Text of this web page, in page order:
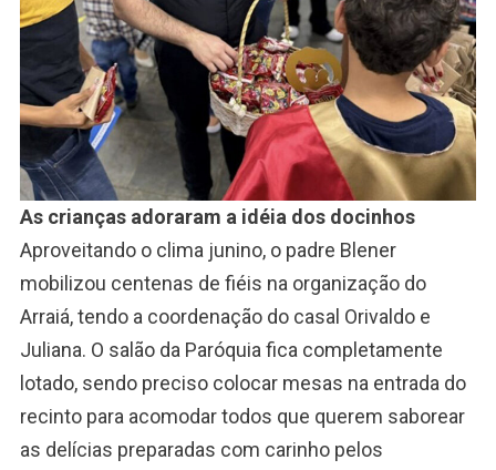
As crianças adoraram a idéia dos docinhos
Aproveitando o clima junino, o padre Blener
mobilizou centenas de fiéis na organização do
Arraiá, tendo a coordenação do casal Orivaldo e
Juliana. O salão da Paróquia fica completamente
lotado, sendo preciso colocar mesas na entrada do
recinto para acomodar todos que querem saborear
as delícias preparadas com carinho pelos